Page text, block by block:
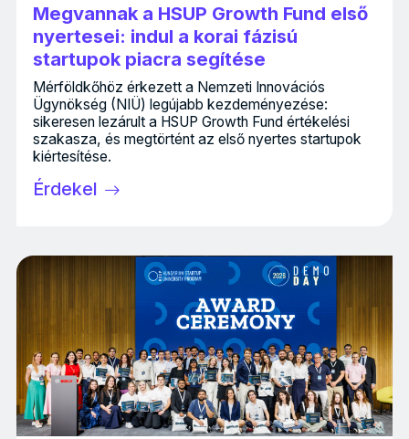
Megvannak a HSUP Growth Fund első
nyertesei: indul a korai fázisú
startupok piacra segítése
Mérföldkőhöz érkezett a Nemzeti Innovációs
Ügynökség (NIÜ) legújabb kezdeményezése:
sikeresen lezárult a HSUP Growth Fund értékelési
szakasza, és megtörtént az első nyertes startupok
kiértesítése.
Érdekel